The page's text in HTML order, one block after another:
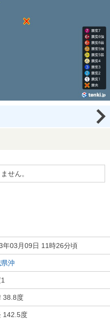
せん。
年03月09日 11時26分頃
沖
38.8度
142.5度